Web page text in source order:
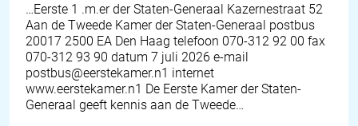
…Eerste 1 .m.er der Staten-Generaal Kazernestraat 52
Aan de Tweede Kamer der Staten-Generaal postbus
20017 2500 EA Den Haag telefoon 070-312 92 00 fax
070-312 93 90 datum 7 juli 2026 e-mail
postbus@eerstekamer.n1 internet
www.eerstekamer.n1 De Eerste Kamer der Staten-
Generaal geeft kennis aan de Tweede…